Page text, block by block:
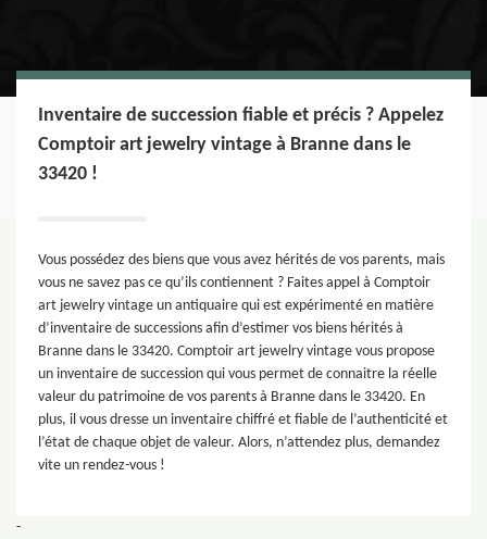
Inventaire de succession fiable et précis ? Appelez
Comptoir art jewelry vintage à Branne dans le
33420 !
Vous possédez des biens que vous avez hérités de vos parents, mais
vous ne savez pas ce qu’ils contiennent ? Faites appel à Comptoir
art jewelry vintage un antiquaire qui est expérimenté en matière
d’inventaire de successions afin d’estimer vos biens hérités à
Branne dans le 33420. Comptoir art jewelry vintage vous propose
un inventaire de succession qui vous permet de connaitre la réelle
valeur du patrimoine de vos parents à Branne dans le 33420. En
plus, il vous dresse un inventaire chiffré et fiable de l’authenticité et
l’état de chaque objet de valeur. Alors, n’attendez plus, demandez
vite un rendez-vous !
-